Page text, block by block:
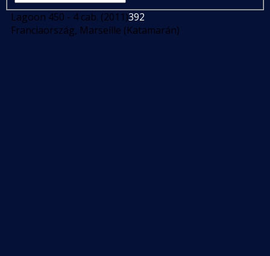
Lagoon 450 - 4 cab. (2011)392
Franciaország, Marseille (Katamarán)